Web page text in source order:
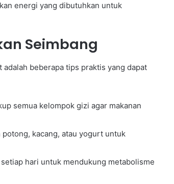
energi yang dibutuhkan untuk
Seimbang
beberapa tips praktis yang dapat
semua kelompok gizi agar makanan
kacang, atau yogurt untuk
hari untuk mendukung metabolisme